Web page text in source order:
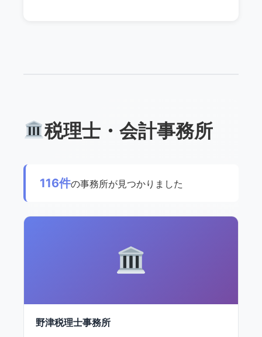
税理士・会計事務所
116件の事務所が見つかりました
野津税理士事務所